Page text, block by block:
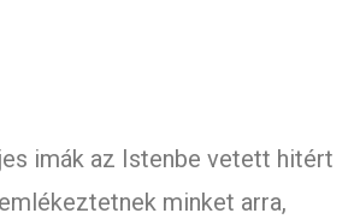
imák az Istenbe vetett hitért
minket arra,